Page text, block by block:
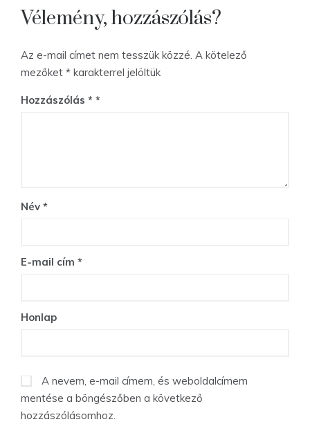
Vélemény, hozzászólás?
Az e-mail címet nem tesszük közzé. A kötelező
mezőket * karakterrel jelöltük
Hozzászólás *
Név *
E-mail cím *
Honlap
A nevem, e-mail címem, és weboldalcímem
mentése a böngészőben a következő
hozzászólásomhoz.